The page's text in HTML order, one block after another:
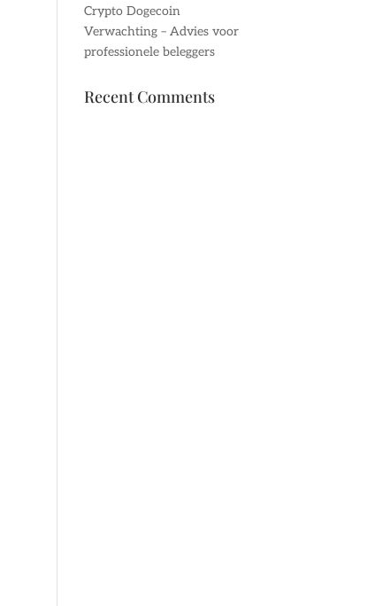
Crypto Dogecoin
Verwachting – Advies voor
professionele beleggers
Recent Comments